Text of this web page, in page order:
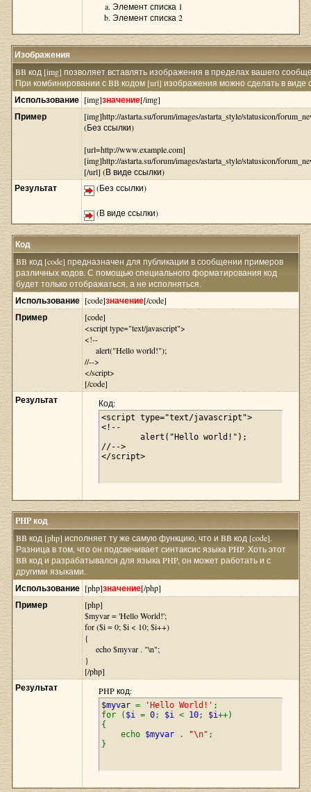
Элемент списка 1
Элемент списка 2
Изображения
BB код [img] позволяет вставлять изображения в пределах вашего
При комбинировании с BB кодом [url] изображения можно сделать в виде
Использование [img]значение[/img]
Пример
[img]http://astarta.su/forum/images/astarta_style/statusicon/
(Без ссылки)
[url=http://www.example.com]
[img]http://astarta.su/forum/images/astarta_style/statusicon/
[/url] (В виде ссылки)
Результат (Без ссылки)
(В виде ссылки)
Код
BB код [code] предназначен для публикации в сообщении примеров
различных кодов. С помощью специального форматирования код
будет только отображаться, а не исполняться.
Использование [code]значение[/code]
Пример
[code]
<script type="text/javascript">
<!--
alert("Hello world!");
//-->
</script>
[/code]
Результат Код:
<script type="text/javascript">
<!--
//-->
</script>
PHP код
BB код [php] исполняет ту же самую функцию, что и BB код [code].
Разница в том, что он подсвечивает синтаксис языка PHP. Хоть этот
BB код и разрабатывался для языка PHP, он может работать и с
другими языками.
Использование [php]значение[/php]
Пример
[php]
$myvar = 'Hello World!';
for ($i = 0; $i < 10; $i++)
{
echo $myvar . "\n";
}
[/php]
Результат PHP код:
$myvar = 'Hello World!' ;
for ( $i = 0; $i < 10; $i++)
{
echo $myvar . "\n" ;
}